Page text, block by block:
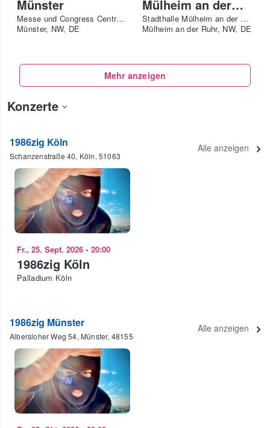
Münster
Messe und Congress Centrum Halle Münsterland
Münster, NW, DE
Mülheim an der
Ruhr
Stadthalle Mülheim an der Ruhr
Mülheim an der Ruhr, NW, DE
Mehr anzeigen
Konzerte
1986zig Köln
Schanzenstraße 40, Köln, 51063
Alle anzeigen
Fr., 25. Sept. 2026 • 20:00
1986zig Köln
Palladium Köln
1986zig Münster
Albersloher Weg 54, Münster, 48155
Alle anzeigen